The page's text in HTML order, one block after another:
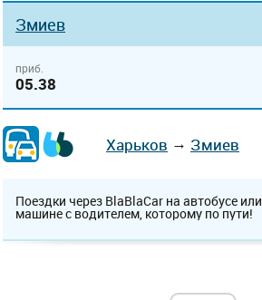
Змиев
приб.
05.38
Харьков → Змиев
Поездки через BlaBlaCar на автобусе или
машине с водителем, которому по пути!